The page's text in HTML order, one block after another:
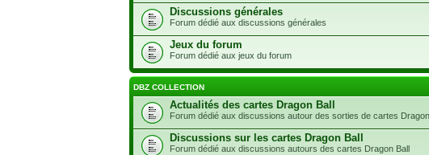
Discussions générales
Forum dédié aux discussions générales
Jeux du forum
Forum dédié aux jeux du forum
DBZ COLLECTION
Actualités des cartes Dragon Ball
Forum dédié aux discussions autour des sorties de cartes
Discussions sur les cartes Dragon Ball
Forum dédié aux discussions autours des cartes Dragon Ball